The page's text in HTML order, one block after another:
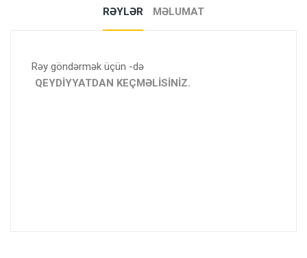
RƏYLƏR MƏLUMAT
Rəy göndərmək üçün -də
QEYDIYYATDAN KEÇMƏLISINIZ.